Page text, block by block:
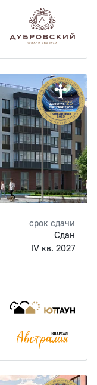
срок сдачи
Сдан
IV кв. 2027